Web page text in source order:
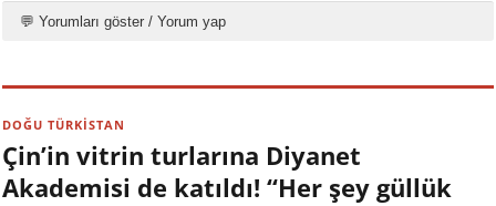
💬 Yorumları göster / Yorum yap
DOĞU TÜRKİSTAN
Çin’in vitrin turlarına Diyanet
Akademisi de katıldı! “Her şey güllük